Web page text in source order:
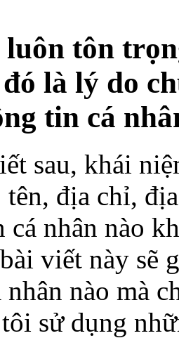
tôn
là lý do
tin cá
sau, khái
tên, địa chỉ,
nhân nào
viết này sẽ
nào mà
sử dụng